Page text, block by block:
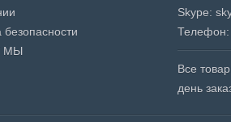
безопасности
МЫ
Skype:
Телефон:
Все
день